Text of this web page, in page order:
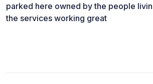
parked here owned by the people
the services working great